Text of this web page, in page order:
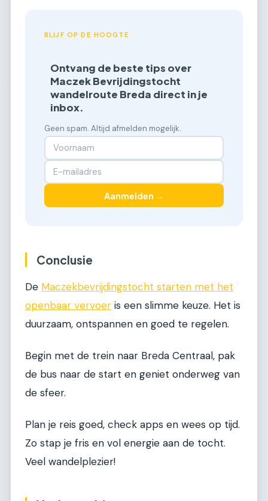
BLIJF OP DE HOOGTE
Ontvang de beste tips over
Maczek Bevrijdingstocht
wandelroute Breda direct in je
inbox.
Geen spam. Altijd afmelden mogelijk.
Aanmelden →
Conclusie
De Maczekbevrijdingstocht starten met het
openbaar vervoer is een slimme keuze. Het is
duurzaam, ontspannen en goed te regelen.
Begin met de trein naar Breda Centraal, pak
de bus naar de start en geniet onderweg van
de sfeer.
Plan je reis goed, check apps en wees op tijd.
Zo stap je fris en vol energie aan de tocht.
Veel wandelplezier!